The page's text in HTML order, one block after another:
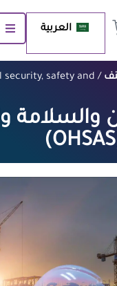
العربية
security, safety and
والسلامة